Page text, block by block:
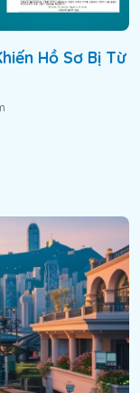
Hồ Sơ Bị Từ